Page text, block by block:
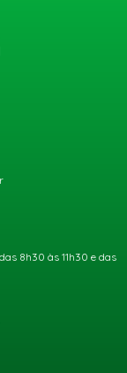
8h30 às 11h30 e das